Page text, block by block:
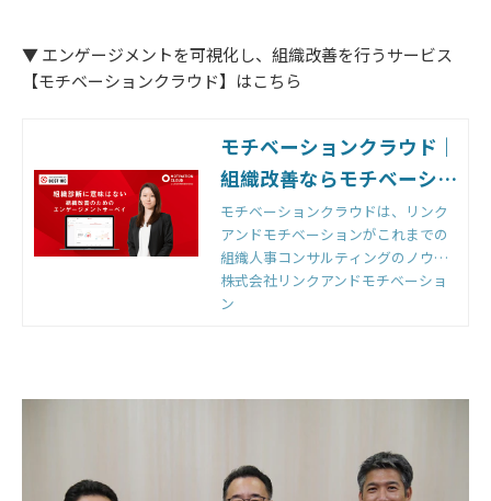
▼ エンゲージメントを可視化し、組織改善を行うサービス
【モチベーションクラウド】はこちら
モチベーションクラウド｜
組織改善ならモチベーショ
ンクラウド
モチベーションクラウドは、リンク
アンドモチベーションがこれまでの
組織人事コンサルティングのノウハ
ウをもとに開発した国内初の組織改
善クラウドです。組織のモノサシ
す。
株式会社リンクアンドモチベーショ
ン